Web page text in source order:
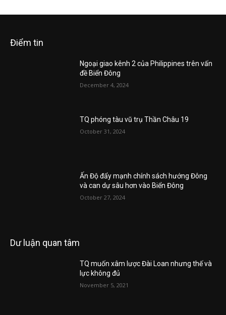
Điểm tin
Ngoại giao kênh 2 của Philippines trên vấn
đề Biển Đông
December 4, 2024
TQ phóng tàu vũ trụ Thần Châu 19
October 31, 2024
Ấn Độ đẩy mạnh chính sách hướng Đông
và can dự sâu hơn vào Biển Đông
October 27, 2024
Dư luận quan tâm
TQ muốn xâm lược Đài Loan nhưng thế và
lực không đủ
November 5, 2021